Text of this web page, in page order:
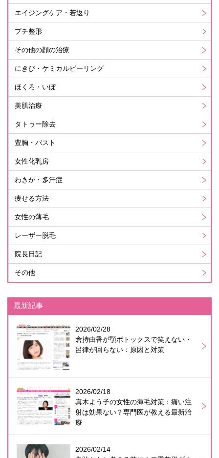
エイジングケア・若返り
プチ整形
その他の顔の治療
にきび・ケミカルピーリング
ほくろ・いぼ
美肌治療
タトゥー除去
豊胸・バスト
女性化乳房
わきが・多汗症
痩せる方法
女性の薄毛
レーザー脱毛
院長日記
その他
最新記事
2026/02/28
倉持由香が顎ボトックスで笑えない・
呂律が回らない：原因と対策
2026/02/18
真木よう子の女性の薄毛対策：痛い注
射は効果ない？専門医が教える最新治
療
2026/02/14